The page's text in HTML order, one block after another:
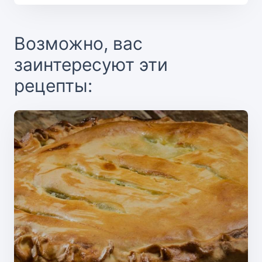
Возможно, вас
заинтересуют эти
рецепты: